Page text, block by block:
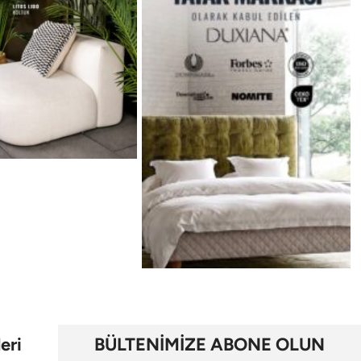
BÜLTENİMİZE ABONE OLUN